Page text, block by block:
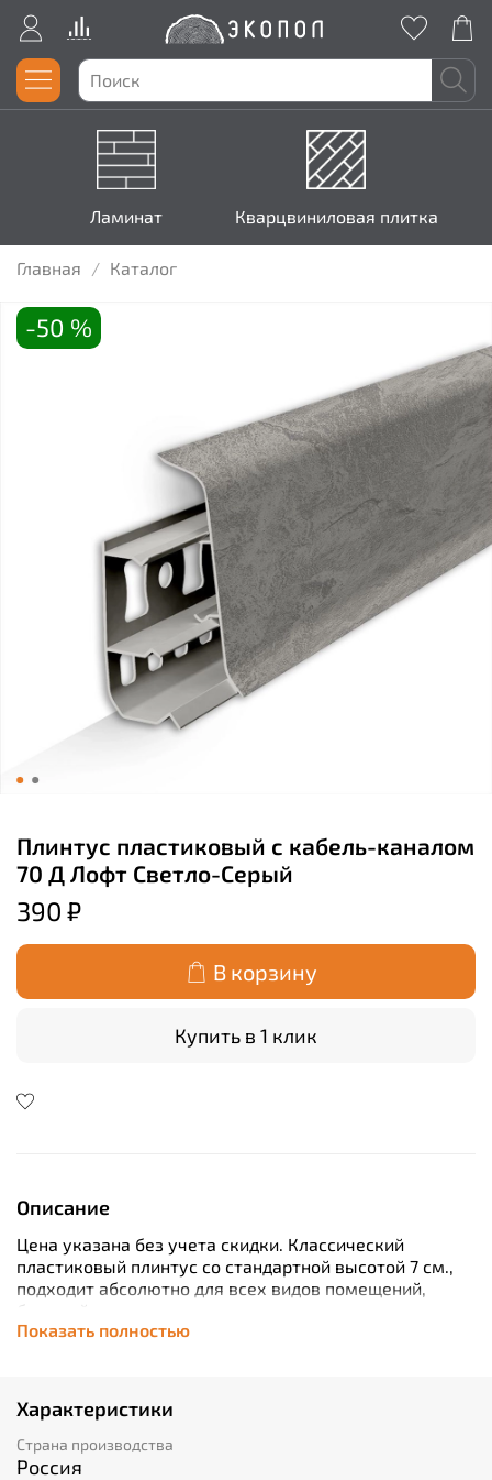
Ламинат Кварцвиниловая плитка
Главная Каталог
-50 %
Плинтус пластиковый с кабель-каналом
70 Д Лофт Светло-Серый
390 ₽
В корзину
Купить в 1 клик
Описание
Цена указана без учета скидки. Классический
пластиковый плинтус со стандартной высотой 7 см.,
подходит абсолютно для всех видов помещений,
большой ассортимент цветов позволяет определенно
точно подобрать материал под дизайн интерьера и
Показать полностью
Характеристики
Страна производства
Россия